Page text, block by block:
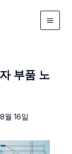
부품 노
월 16일